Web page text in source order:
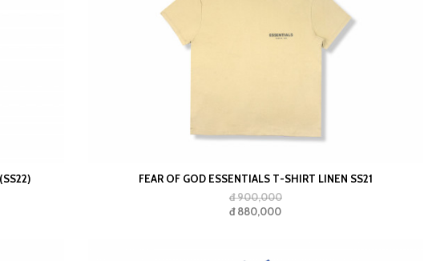
FEAR OF GOD ESSENTIALS T-SHIRT LINEN SS21
đ 900,000
đ 880,000